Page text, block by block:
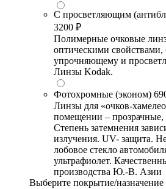
С просветляющим
3200 ₽
Полимерные очковые
оптическими свойствами,
упрочняющему и
Линзы Kodak.
Фотохромные (эконом)
Линзы для «очков-
помещении – прозрачные,
Степень затемнения
излучения. UV- защита.
лобовое стекло
ультрафиолет.
производства Ю.-В. Азии
Выберите покрытие/назначение